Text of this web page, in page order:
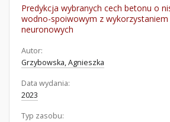
Predykcja wybranych cech betonu o
wodno-spoiwowym z wykorzystaniem
neuronowych
Autor:
Grzybowska, Agnieszka
Data wydania:
2023
Typ zasobu: